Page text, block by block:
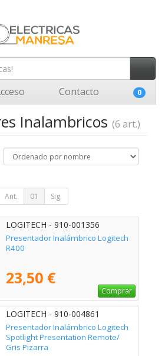
Contacto 0
Inalambricos (6 art.)
Ant. 01 Sig.
LOGITECH - 910-001356
Presentador Inalámbrico Logitech
R400
23,50 €
Comprar
LOGITECH - 910-004861
Presentador Inalámbrico Logitech
Spotlight Presentation Remote/
Gris Pizarra